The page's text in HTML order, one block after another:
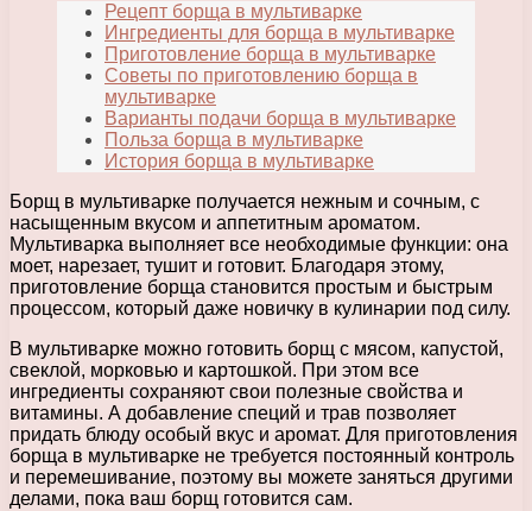
Рецепт борща в мультиварке
Ингредиенты для борща в мультиварке
Приготовление борща в мультиварке
Советы по приготовлению борща в
мультиварке
Варианты подачи борща в мультиварке
Польза борща в мультиварке
История борща в мультиварке
Борщ в мультиварке получается нежным и сочным, с
насыщенным вкусом и аппетитным ароматом.
Мультиварка выполняет все необходимые функции: она
моет, нарезает, тушит и готовит. Благодаря этому,
приготовление борща становится простым и быстрым
процессом, который даже новичку в кулинарии под силу.
В мультиварке можно готовить борщ с мясом, капустой,
свеклой, морковью и картошкой. При этом все
ингредиенты сохраняют свои полезные свойства и
витамины. А добавление специй и трав позволяет
придать блюду особый вкус и аромат. Для приготовления
борща в мультиварке не требуется постоянный контроль
и перемешивание, поэтому вы можете заняться другими
делами, пока ваш борщ готовится сам.